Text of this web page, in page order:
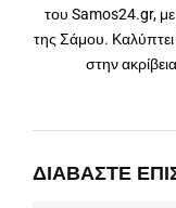
του Samos24.gr,
της Σάμου. Καλύπτει
στην
ΔΙΑΒΆΣΤΕ